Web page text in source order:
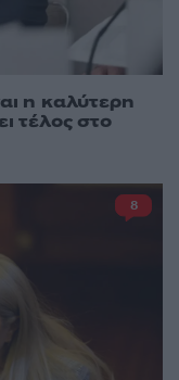
η καλύτερη
τέλος στο
8